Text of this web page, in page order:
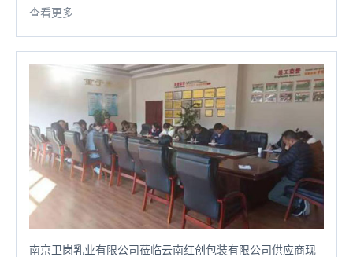
查看更多
南京卫岗乳业有限公司莅临云南红创包装有限公司供应商现